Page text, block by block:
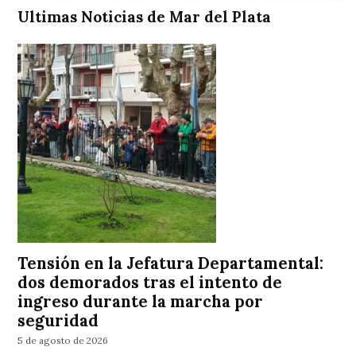
Ultimas Noticias de Mar del Plata
Tensión en la Jefatura Departamental:
dos demorados tras el intento de
ingreso durante la marcha por
seguridad
5 de agosto de 2026